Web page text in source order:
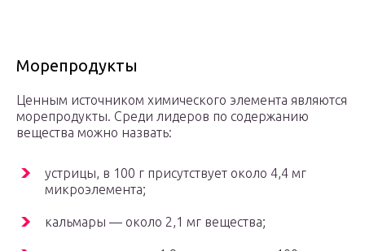
Морепродукты
Ценным источником химического элемента являются
морепродукты. Среди лидеров по содержанию
вещества можно назвать:
устрицы, в 100 г присутствует около 4,4 мг
микроэлемента;
кальмары — около 2,1 мг вещества;